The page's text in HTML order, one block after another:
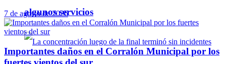
algunos servicios
7 de agosto de 2026
Importantes daños en el Corralón Municipal por los